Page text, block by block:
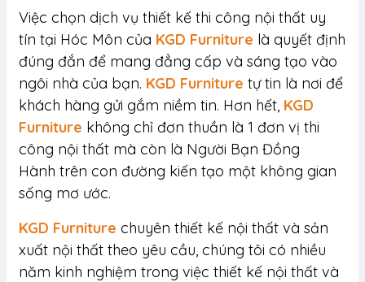
Việc chọn dịch vụ thiết kế thi công nội thất uy
tín tại Hóc Môn của KGD Furniture là quyết định
đúng đắn để mang đẳng cấp và sáng tạo vào
ngôi nhà của bạn. KGD Furniture tự tin là nơi để
khách hàng gửi gắm niềm tin. Hơn hết, KGD
Furniture không chỉ đơn thuần là 1 đơn vị thi
công nội thất mà còn là Người Bạn Đồng
Hành trên con đường kiến tạo một không gian
sống mơ ước.
KGD Furniture chuyên thiết kế nội thất và sản
xuất nội thất theo yêu cầu, chúng tôi có nhiều
năm kinh nghiệm trong việc thiết kế nội thất và